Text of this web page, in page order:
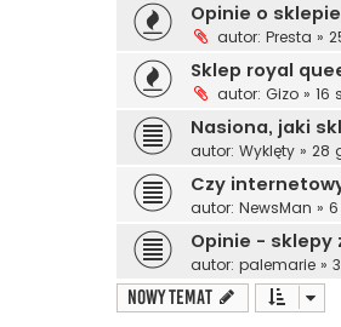
Opinie o
autor: Presta »
Sklep royal
autor: Gizo » 16
Nasiona, jaki
autor: Wyklęty » 28
Czy
autor: NewsMan » 6
Opinie - sklepy
autor: palemarie »
NOWY TEMAT